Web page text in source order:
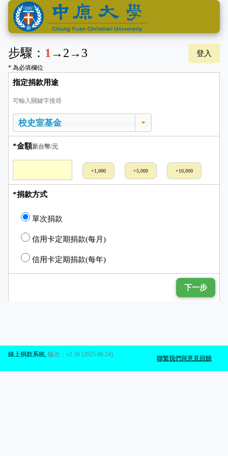
步驟： 1→ 2→ 3 登入
* 為必填欄位
指定捐款用途
可輸入關鍵字搜尋
*金額新台幣/元
+1,000 +5,000 +10,000
*捐款方式
單次捐款
信用卡定期捐款(每月)
信用卡定期捐款(每年)
下一步
聯繫我們與意見回饋
線上捐款系統 版次：v2.36 (2025.06.24)